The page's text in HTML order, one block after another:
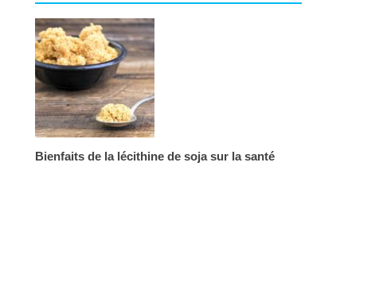
Bienfaits de la lécithine de soja sur la santé